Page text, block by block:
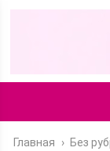
Главная › Без